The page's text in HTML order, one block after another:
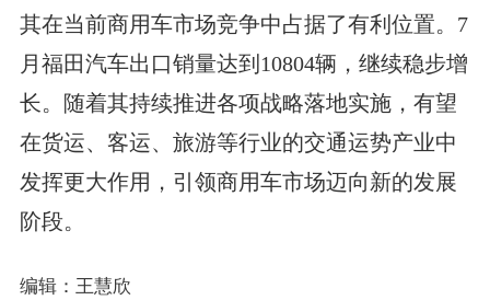
其在当前商用车市场竞争中占据了有利位置。7
月福田汽车出口销量达到10804辆，继续稳步增
长。随着其持续推进各项战略落地实施，有望
在货运、客运、旅游等行业的交通运势产业中
发挥更大作用，引领商用车市场迈向新的发展
阶段。
编辑：王慧欣